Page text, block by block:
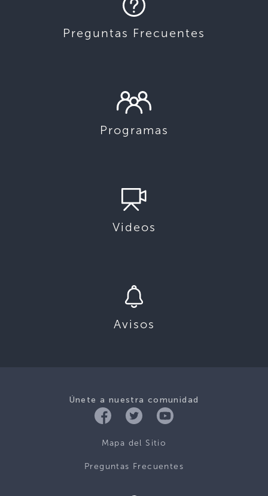
Preguntas Frecuentes
Programas
Videos
Avisos
Únete a nuestra comunidad
Mapa del Sitio
Preguntas Frecuentes